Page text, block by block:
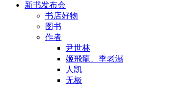
新书发布会
书店好物
图书
作者
尹世林
姬飛龍、季老濕
人凯
无极